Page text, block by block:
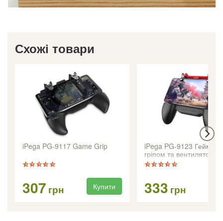
Схожі товари
iPega PG-9117 Game Grip
307 грн Купити
iPega PG-9123
гріпом та вентилятором
333 грн